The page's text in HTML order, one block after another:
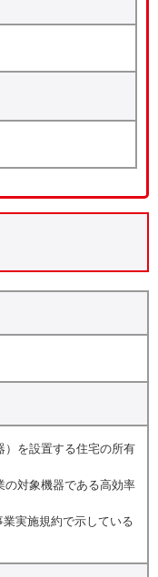
）を設置する住宅の所有
の対象機器である高効率
実施規約で示している